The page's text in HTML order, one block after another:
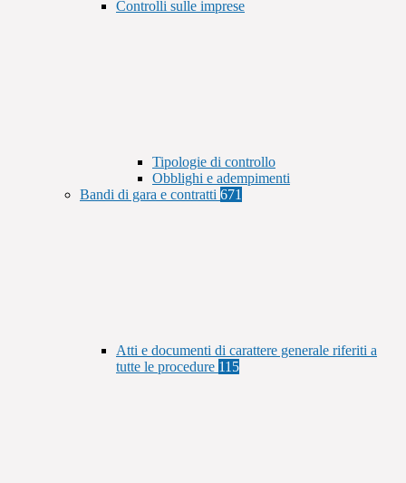
Controlli sulle imprese
Tipologie di controllo
Obblighi e adempimenti
Bandi di gara e contratti 671
Atti e documenti di carattere generale riferiti a
tutte le procedure 115